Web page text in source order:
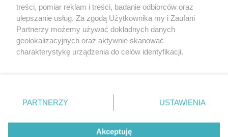
© 2026 Grupa ZPR Media
treści, pomiar reklam i treści, badanie odbiorców oraz
ulepszanie usług. Za zgodą Użytkownika my i Zaufani
Partnerzy możemy używać dokładnych danych
geolokalizacyjnych oraz aktywnie skanować
charakterystykę urządzenia do celów identyfikacji.
zmienić/wycofać klikając przycisk ustawień prywatności
znajdujący się w lewym dolnym rogu strony
rodzaje przetwarzania danych nie wymagają zgody
użytkownika, ale masz prawo sprzeciwić się takiemu
PARTNERZY USTAWIENIA
Akceptuję